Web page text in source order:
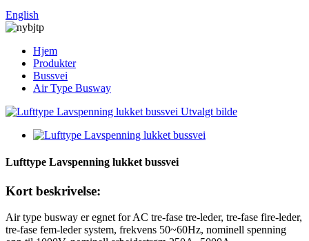
English
Hjem
Produkter
Bussvei
Air Type Busway
Lufttype Lavspenning lukket bussvei
Kort beskrivelse:
Air type busway er egnet for AC tre-fase tre-leder, tre-fase fire-leder,
tre-fase fem-leder system, frekvens 50~60Hz, nominell spenning